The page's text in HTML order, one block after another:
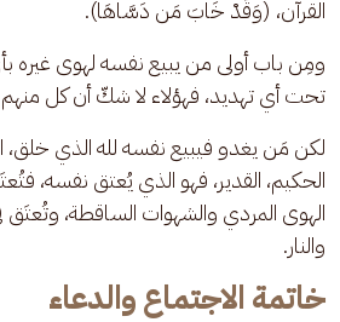
القرآن، (وَقَدْ خَابَ مَن دَسَّاهَا).
ومِن باب أولى من يبيع نفسه لهوى غيره
تحت أي تهديد، فهؤلاء لا شكّ أن كل
لكن مَن يغدو فيبيع نفسه لله الذي خلق،
الحكيم، القدير، فهو الذي يُعتق نفسه،
الهوى المردي والشهوات الساقطة، وتُعتَق
والنار.
خاتمة الاجتماع والدعاء